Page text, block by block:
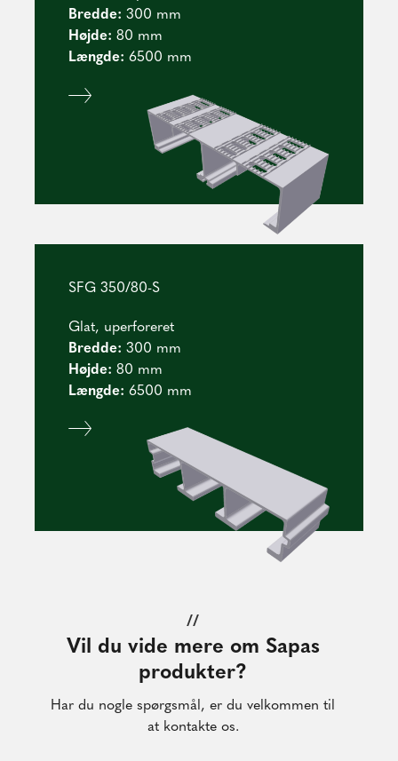
Bredde: 300 mm
Højde:80 mm
Længde:6500 mm
SFG 350/80-S
Glat, uperforeret
Bredde: 300 mm
Højde:80 mm
Længde:6500 mm
//
Vil du vide mere om Sapas
produkter?
Har du nogle spørgsmål, er du velkommen til
at kontakte os.